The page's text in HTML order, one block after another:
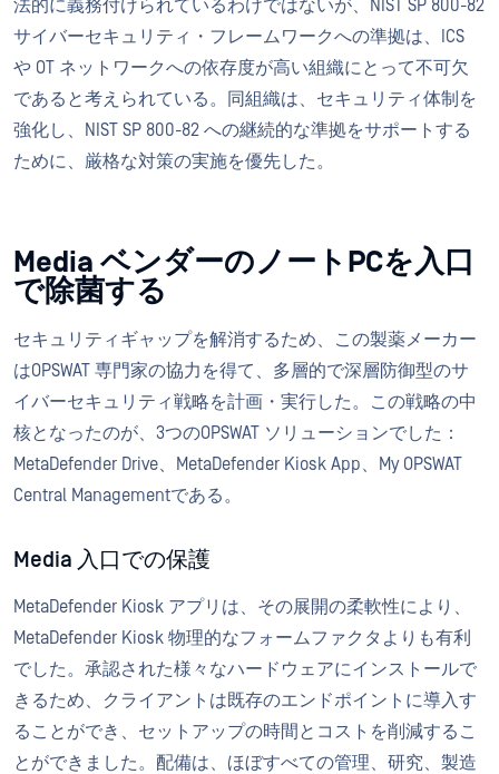
法的に義務付けられているわけではないが、NIST SP 800-82
サイバーセキュリティ・フレームワークへの準拠は、ICS
や OT ネットワークへの依存度が高い組織にとって不可欠
であると考えられている。同組織は、セキュリティ体制を
強化し、NIST SP 800-82 への継続的な準拠をサポートする
ために、厳格な対策の実施を優先した。
Media ベンダーのノートPCを入口
で除菌する
セキュリティギャップを解消するため、この製薬メーカー
はOPSWAT 専門家の協力を得て、多層的で深層防御型のサ
イバーセキュリティ戦略を計画・実行した。この戦略の中
核となったのが、3つのOPSWAT ソリューションでした：
MetaDefender Drive、MetaDefender Kiosk App、My OPSWAT
Central Managementである。
Media 入口での保護
MetaDefender Kiosk アプリは、その展開の柔軟性により、
MetaDefender Kiosk 物理的なフォームファクタよりも有利
でした。承認された様々なハードウェアにインストールで
きるため、クライアントは既存のエンドポイントに導入す
ることができ、セットアップの時間とコストを削減するこ
とができました。配備は、ほぼすべての管理、研究、製造